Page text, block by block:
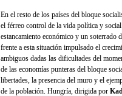
En el resto de los países del bloque
el férreo control de la vida política y
estancamiento económico y un soterrado
frente a esta situación impulsado el
ambiguos dadas las dificultades del
de las economías punteras del bloque
libertades, la presencia del muro y el
de la población. Hungría, dirigida por